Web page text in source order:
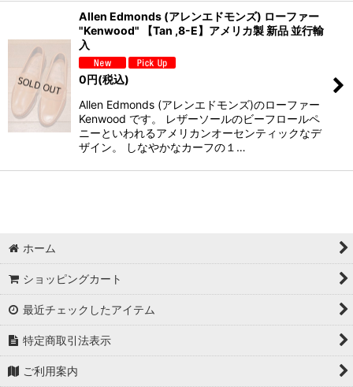
Allen Edmonds (アレンエドモンズ) ローファー
"Kenwood" 【Tan ,8-E】アメリカ製 新品 並行輸
入
0円(税込)
Allen Edmonds (アレンエドモンズ)のローファー
Kenwood です。 レザーソールのビーフロールペ
ニーといわれるアメリカンオーセンティックなデ
ザイン。 しなやかなカーフの１…
ホーム
ショッピングカート
最近チェックしたアイテム
特定商取引法表示
ご利用案内